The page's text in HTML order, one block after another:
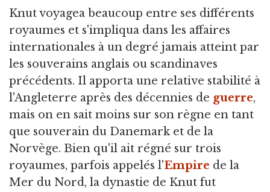
Knut voyagea beaucoup entre ses différents
royaumes et s'impliqua dans les affaires
internationales à un degré jamais atteint par
les souverains anglais ou scandinaves
précédents. Il apporta une relative stabilité à
l'Angleterre après des décennies de guerre,
mais on en sait moins sur son règne en tant
que souverain du Danemark et de la
Norvège. Bien qu'il ait régné sur trois
royaumes, parfois appelés l'Empire de la
Mer du Nord, la dynastie de Knut fut